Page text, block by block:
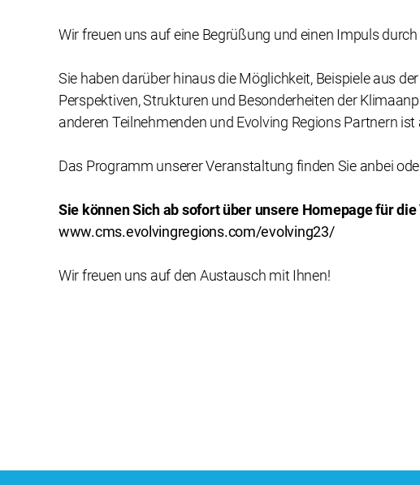
Wir freuen uns auf eine Begrüßung und einen Impuls durch
Sie haben darüber hinaus die Möglichkeit, Beispiele aus
Perspektiven, Strukturen und Besonderheiten der
anderen Teilnehmenden und Evolving Regions Partnern
Das Programm unserer Veranstaltung finden Sie anbei
Sie können Sich ab sofort über unsere Homepage für
www.cms.evolvingregions.com/evolving23/
Wir freuen uns auf den Austausch mit Ihnen!